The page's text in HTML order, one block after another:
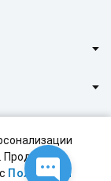
Продолжая
Политикой